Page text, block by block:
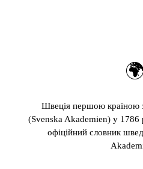
🌍
Швеція першою країною
(Svenska Akademien) у 1786
офіційний словник